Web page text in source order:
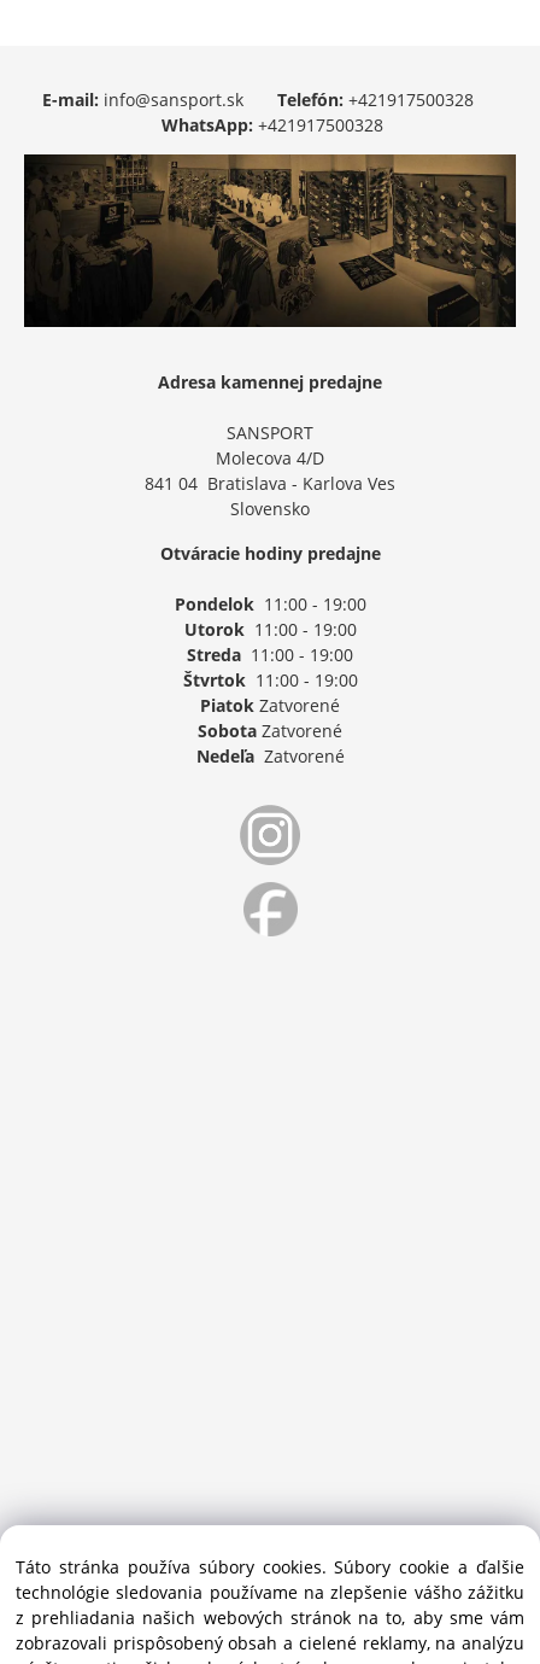
E-mail: info@sansport.sk Telefón: +421917500328
WhatsApp: +421917500328
Adresa kamennej predajne
SANSPORT
Molecova 4/D
841 04 Bratislava - Karlova Ves
Slovensko
Otváracie hodiny predajne
Pondelok11:00 - 19:00
Utorok11:00 - 19:00
Streda 11:00 - 19:00
Štvrtok11:00 - 19:00
Piatok Zatvorené
Sobota Zatvorené
NedeľaZatvorené
bežecké lyžovanie.
Ako prémiový partner Salomon pomáhame športovcom
vybrať správnu výbavu do mesta i hôr.
Táto stránka používa súbory cookies. Súbory cookie a ďalšie
technológie sledovania používame na zlepšenie vášho zážitku
z prehliadania našich webových stránok na to, aby sme vám
zobrazovali prispôsobený obsah a cielené reklamy, na analýzu